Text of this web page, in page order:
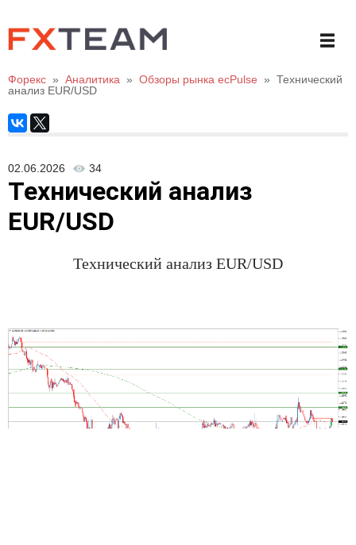
Форекс » Аналитика » Обзоры рынка ecPulse » Технический
анализ EUR/USD
02.06.2026 34
Технический анализ
EUR/USD
Технический анализ EUR/USD